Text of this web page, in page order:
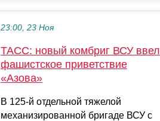
23:00, 23 Ноя
ТАСС: новый комбриг ВСУ ввел
фашистское приветствие
«Азова»
В 125-й отдельной тяжелой
механизированной бригаде ВСУ с